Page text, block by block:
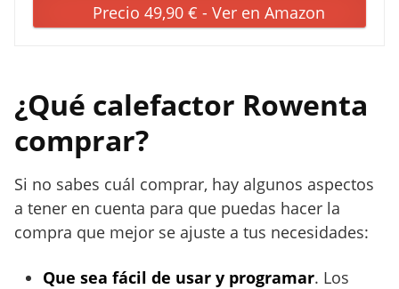
Precio 49,90 € - Ver en Amazon
¿Qué calefactor Rowenta
comprar?
Si no sabes cuál comprar, hay algunos aspectos
a tener en cuenta para que puedas hacer la
compra que mejor se ajuste a tus necesidades:
Que sea fácil de usar y programar. Los